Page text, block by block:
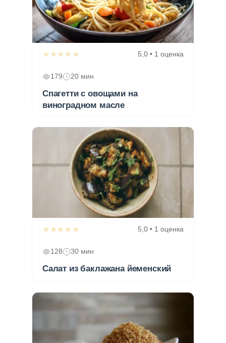
★★★★★ 5,0 • 1 оценка
179 20 мин
Спагетти с овощами на
виноградном масле
★★★★★ 5,0 • 1 оценка
128 30 мин
Салат из баклажана йеменский